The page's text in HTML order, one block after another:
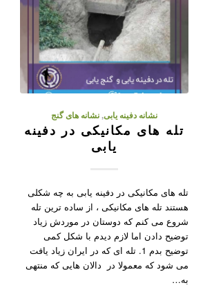
نشانه دفینه یابی,نشانه های گنج
تله های مکانیکی در دفینه
یابی
تله های مکانیکی در دفینه یابی به چه شکلی
هستند تله های مکانیکی ، از ساده ترین تله
شروع می کنم که دوستان در موردش زیاد
توضیح دادن اما لازم دیدم با شکل کمی
توضیح بدم 1. تله ای که در ایران زیاد یافت
می شود که معمولا در دالان هایی که منتهی
به…